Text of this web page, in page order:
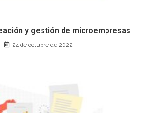
y gestión de microempresas
24 de octubre de 2022